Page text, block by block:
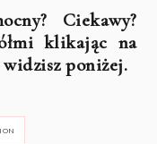
Ciekawy?
klikając na
poniżej.